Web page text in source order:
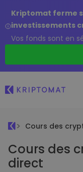
Kriptomat ferme
investissements
Vos fonds sont en
Cours des
Cours des
direct